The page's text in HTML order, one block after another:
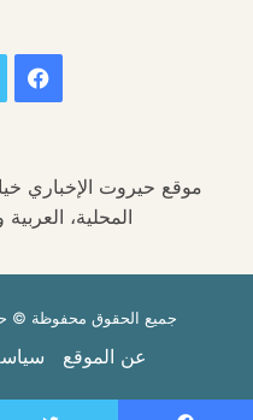
موقع حيروت الإخباري
المحلية،
جميع الحقوق محفوظة ©
عن الموقع